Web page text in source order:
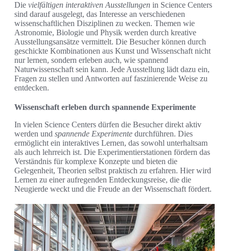
Die vielfältigen interaktiven Ausstellungen in Science Centers
sind darauf ausgelegt, das Interesse an verschiedenen
wissenschaftlichen Disziplinen zu wecken. Themen wie
Astronomie, Biologie und Physik werden durch kreative
Ausstellungsansätze vermittelt. Die Besucher können durch
geschickte Kombinationen aus Kunst und Wissenschaft nicht
nur lernen, sondern erleben auch, wie spannend
Naturwissenschaft sein kann. Jede Ausstellung lädt dazu ein,
Fragen zu stellen und Antworten auf faszinierende Weise zu
entdecken.
Wissenschaft erleben durch spannende Experimente
In vielen Science Centers dürfen die Besucher direkt aktiv
werden und spannende Experimente durchführen. Dies
ermöglicht ein interaktives Lernen, das sowohl unterhaltsam
als auch lehrreich ist. Die Experimentierstationen fördern das
Verständnis für komplexe Konzepte und bieten die
Gelegenheit, Theorien selbst praktisch zu erfahren. Hier wird
Lernen zu einer aufregenden Entdeckungsreise, die die
Neugierde weckt und die Freude an der Wissenschaft fördert.